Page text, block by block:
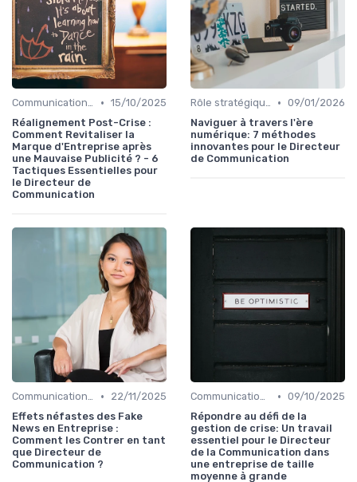
Communication de crise • 15/10/2025
Réalignement Post-Crise :
Comment Revitaliser la
Marque d'Entreprise après
une Mauvaise Publicité ? - 6
Tactiques Essentielles pour
le Directeur de
Communication
Rôle stratégique du directeur de la communication • 09/01/2026
Naviguer à travers l'ère
numérique: 7 méthodes
innovantes pour le Directeur
de Communication
Communication de crise •
22/11/2025
Effets néfastes des Fake
News en Entreprise :
Comment les Contrer en tant
que Directeur de
Communication ?
Communication de crise • 09/10/2025
Répondre au défi de la
gestion de crise: Un travail
essentiel pour le Directeur
de la Communication dans
une entreprise de taille
moyenne à grande